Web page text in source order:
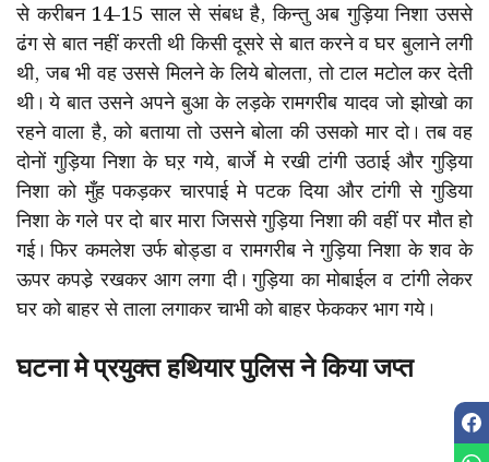
से करीबन 14-15 साल से संबध है, किन्तु अब गुड़िया निशा उससे
ढंग से बात नहीं करती थी किसी दूसरे से बात करने व घर बुलाने लगी
थी, जब भी वह उससे मिलने के लिये बोलता, तो टाल मटोल कर देती
थी। ये बात उसने अपने बुआ के लड़के रामगरीब यादव जो झोखो का
रहने वाला है, को बताया तो उसने बोला की उसको मार दो। तब वह
दोनों गुड़िया निशा के घऱ गये, बार्जे मे रखी टांगी उठाई और गुड़िया
निशा को मुँह पकड़कर चारपाई मे पटक दिया और टांगी से गुडिया
निशा के गले पर दो बार मारा जिससे गुड़िया निशा की वहीं पर मौत हो
गई। फिर कमलेश उर्फ बोड्डा व रामगरीब ने गुड़िया निशा के शव के
ऊपर कपडे़ रखकर आग लगा दी। गुड़िया का मोबाईल व टांगी लेकर
घर को बाहर से ताला लगाकर चाभी को बाहर फेककर भाग गये।
घटना मे प्रयुक्त हथियार पुलिस ने किया जप्त